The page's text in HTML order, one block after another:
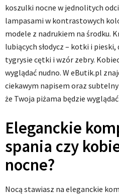
koszulki nocne w jednolitych
lampasami w kontrastowych
modele z nadrukiem na środku.
lubiących słodycz – kotki i
tygrysie cętki i wzór zebry.
wyglądać nudno. W eButik.pl
ciekawym napisem oraz
że Twoja piżama będzie
Eleganckie
spania czy
nocne?
Nocą stawiasz na eleganckie